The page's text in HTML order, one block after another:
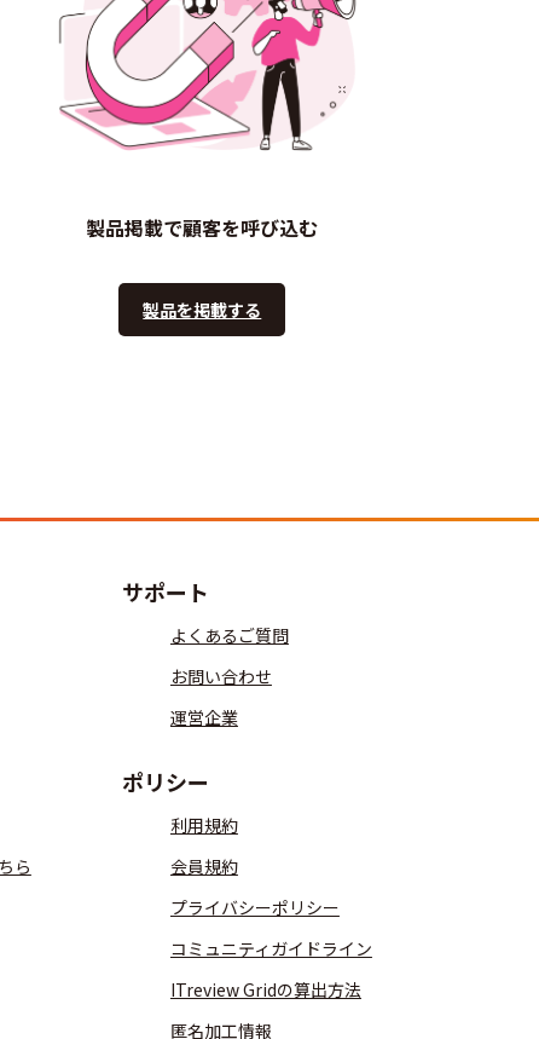
製品掲載で顧客を呼び込む
製品を掲載する
ら
サポート
よくあるご質問
お問い合わせ
運営企業
ポリシー
利用規約
会員規約
プライバシーポリシー
コミュニティガイドライン
ITreview Gridの算出方法
匿名加工情報